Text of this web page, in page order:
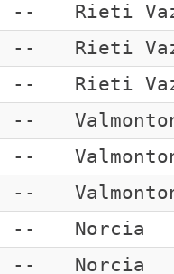
--
Rieti
--
Rieti
--
Rieti
--
--
--
--
Norcia
--
Norcia